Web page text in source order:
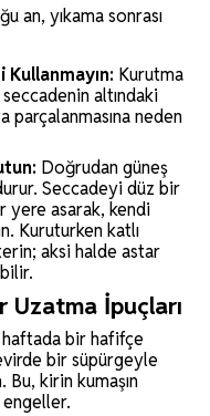
an, yıkama sonrası
Kurutma
seccadenin altındaki
parçalanmasına neden
Doğrudan güneş
Seccadeyi düz bir
yere asarak, kendi
Kuruturken katlı
aksi halde astar
Uzatma İpuçları
bir hafifçe
bir süpürgeyle
Bu, kirin kumaşın